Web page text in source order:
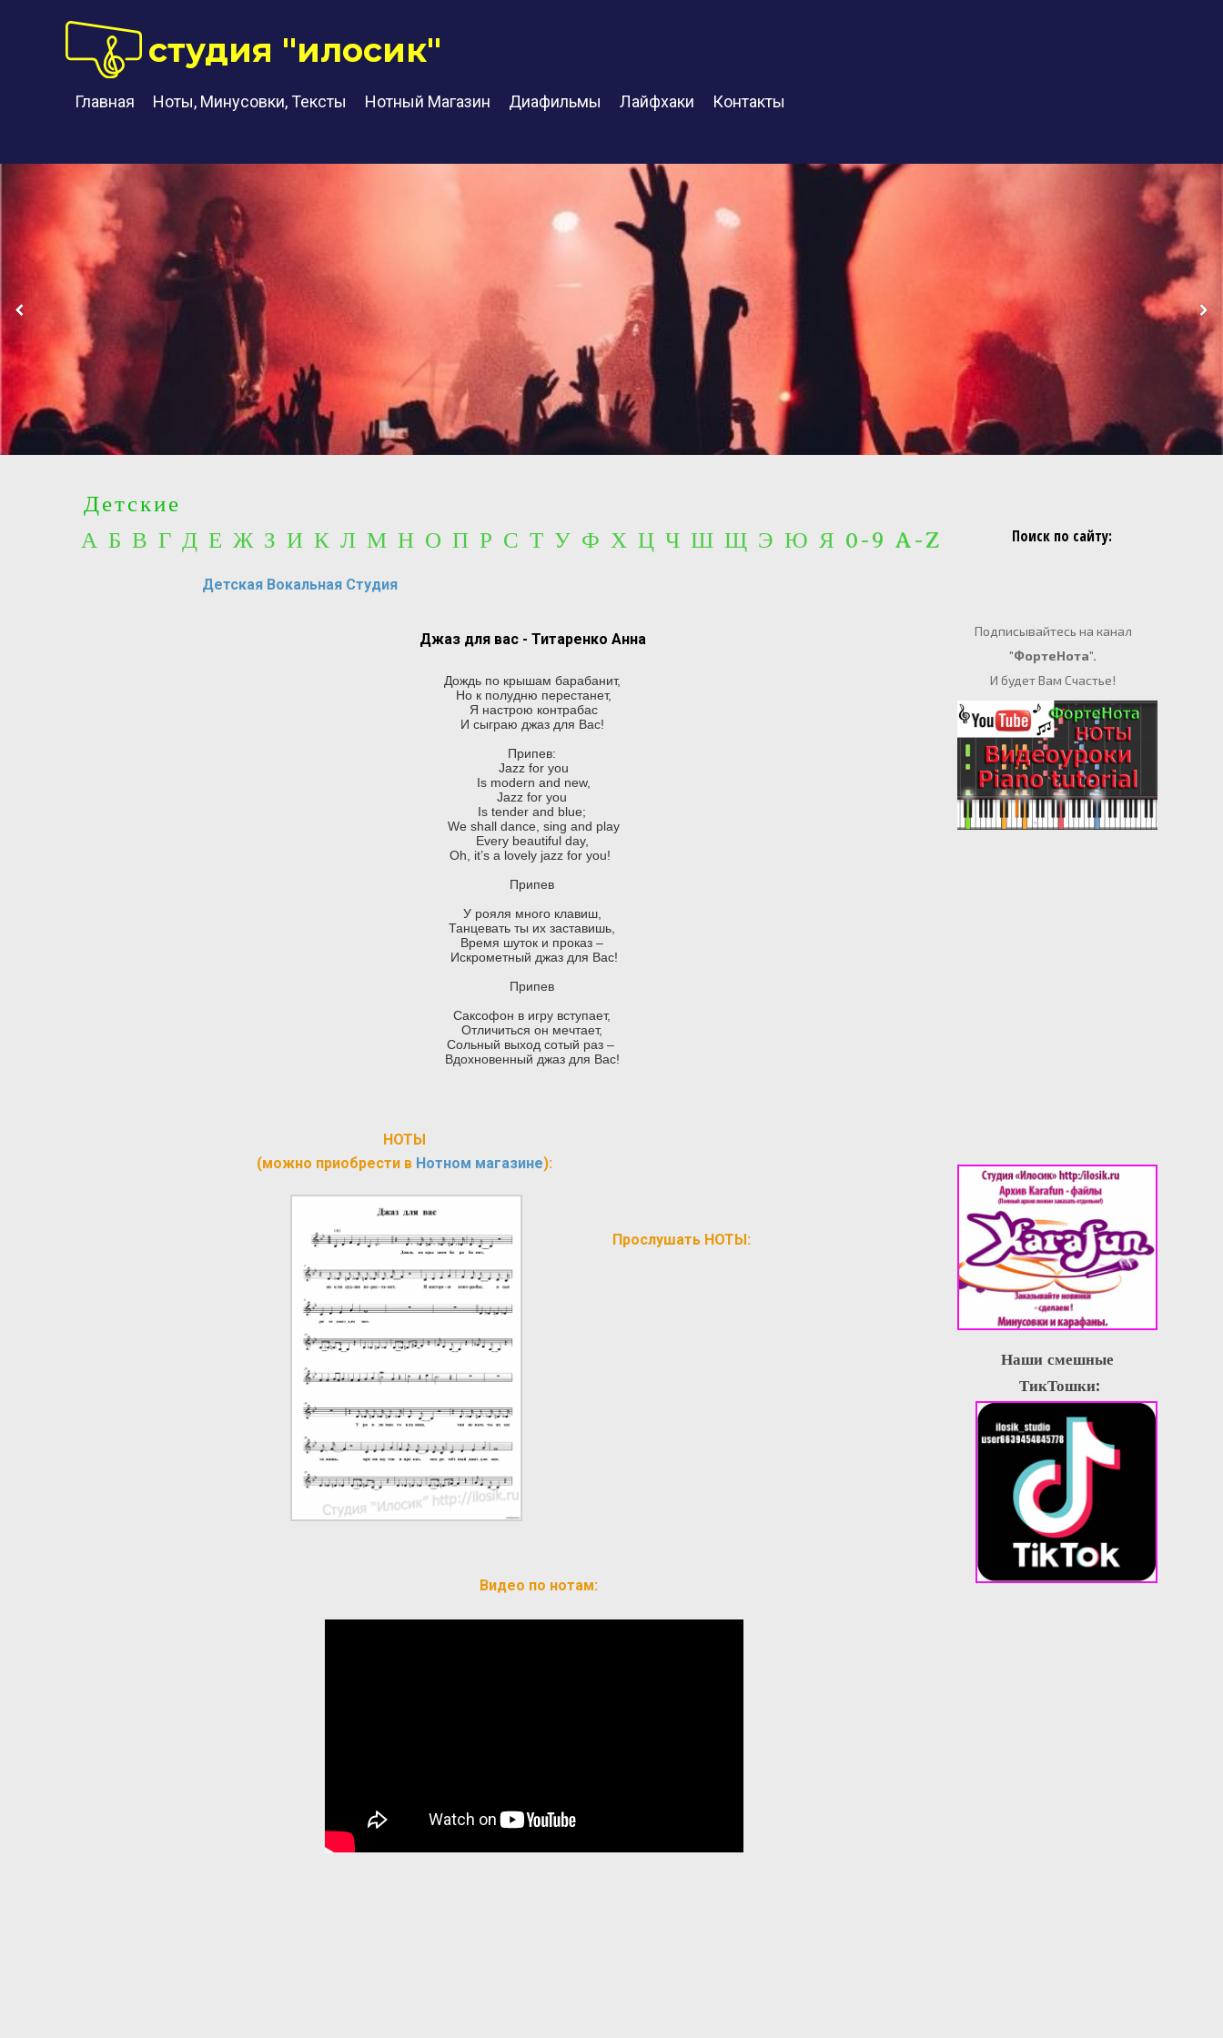
Главная Ноты, Минусовки, Тексты Нотный Магазин Диафильмы Лайфхаки Контакты
студия "илосик"
Поиск по сайту:
Подписывайтесь на канал
"ФортеНота".
И будет Вам Счастье!
Наши смешные
ТикТошки:
А Б В Г Д Е Ж З И К Л М Н О П Р С Т У Ф Х Ц Ч Ш Щ Э Ю Я 0-9 A-Z
Детские
Детская Вокальная Студия
Джаз для вас - Титаренко Анна
Дождь по крышам барабанит,
Но к полудню перестанет,
Я настрою контрабас
И сыграю джаз для Вас!
Припев:
Jazz for you
Is modern and new,
Jazz for you
Is tender and blue;
We shall dance, sing and play
Every beautiful day,
Oh, it’s a lovely jazz for you!
Припев
У рояля много клавиш,
Танцевать ты их заставишь,
Время шуток и проказ –
Искрометный джаз для Вас!
Припев
Саксофон в игру вступает,
Отличиться он мечтает,
Сольный выход сотый раз –
Вдохновенный джаз для Вас!
НОТЫ
(можно приобрести в Нотном магазине):
Прослушать НОТЫ:
Видео по нотам: